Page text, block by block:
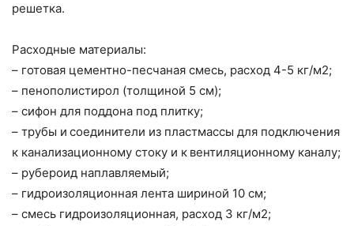
решетка.
Расходные материалы:
– готовая цементно-песчаная смесь, расход 4-5 кг/м2;
– пенополистирол (толщиной 5 см);
– сифон для поддона под плитку;
– трубы и соединители из пластмассы для подключения
к канализационному стоку и к вентиляционному каналу;
– рубероид наплавляемый;
– гидроизоляционная лента шириной 10 см;
– смесь гидроизоляционная, расход 3 кг/м2;